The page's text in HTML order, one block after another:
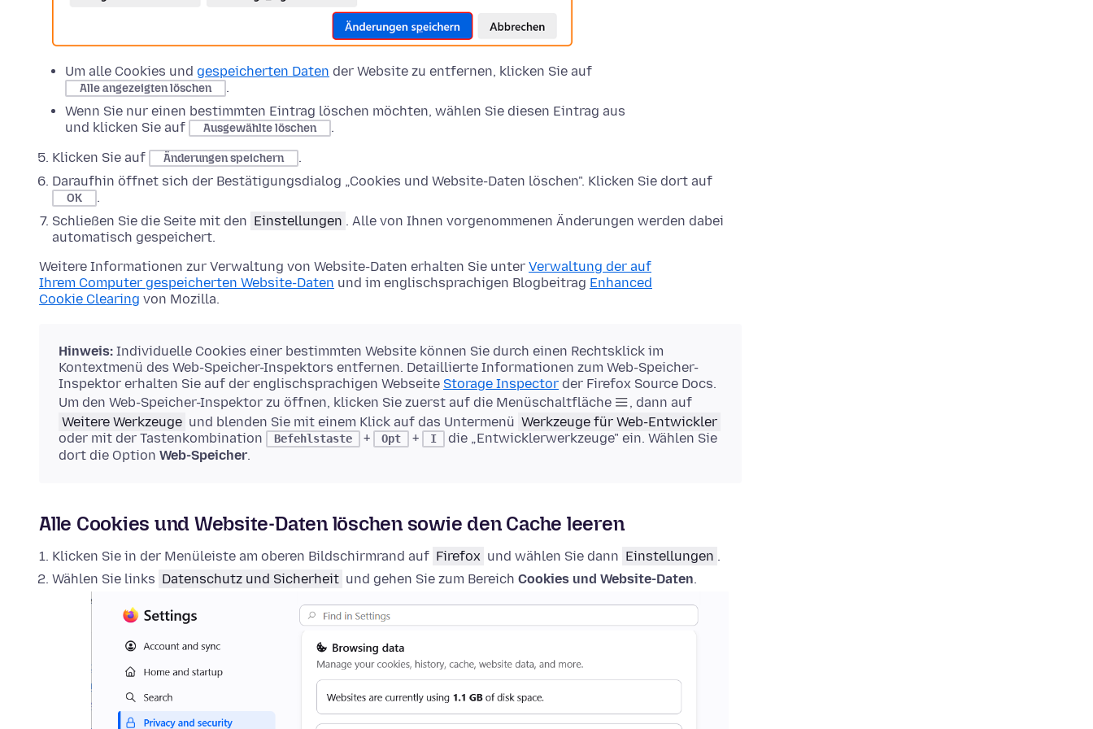
Um alle Cookies und gespeicherten Daten der Website zu entfernen, klicken Sie auf
Alle angezeigten löschen
.
Wenn Sie nur einen bestimmten Eintrag löschen möchten, wählen Sie diesen Eintrag aus
und klicken Sie auf
Ausgewählte löschen
.
Klicken Sie auf
Änderungen speichern
.
Daraufhin öffnet sich der Bestätigungsdialog „Cookies und Website-Daten löschen". Klicken Sie dort auf
OK
.
Schließen Sie die Seite mit den Einstellungen . Alle von Ihnen vorgenommenen Änderungen werden dabei
automatisch gespeichert.
Weitere Informationen zur Verwaltung von Website-Daten erhalten Sie unter Verwaltung der auf
Ihrem Computer gespeicherten Website-Daten und im englischsprachigen Blogbeitrag Enhanced
Cookie Clearing von Mozilla.
Hinweis: Individuelle Cookies einer bestimmten Website können Sie durch einen Rechtsklick im
Kontextmenü des Web-Speicher-Inspektors entfernen. Detaillierte Informationen zum Web-Speicher-
Inspektor erhalten Sie auf der englischsprachigen Webseite Storage Inspector der Firefox Source Docs.
Um den Web-Speicher-Inspektor zu öffnen, klicken Sie zuerst auf die Menüschaltfläche
, dann auf
Weitere Werkzeuge und blenden Sie mit einem Klick auf das Untermenü Werkzeuge für Web-Entwickler
oder mit der Tastenkombination
Befehlstaste + Opt + I
die „Entwicklerwerkzeuge" ein. Wählen Sie
dort die Option Web-Speicher.
Alle Cookies und Website-Daten löschen sowie den Cache leeren
Klicken Sie in der Menüleiste am oberen Bildschirmrand auf Firefox und wählen Sie dann Einstellungen .
Wählen Sie links Datenschutz und Sicherheit und gehen Sie zum Bereich Cookies und Website-Daten.